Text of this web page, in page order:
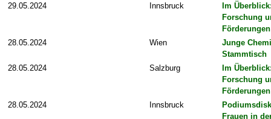
29.05.2024
Innsbruck
Im
Forschung
Förderungen
28.05.2024
Wien
Junge
Stammtisch
28.05.2024
Salzburg
Im
Forschung
Förderungen
28.05.2024
Innsbruck
Frauen in